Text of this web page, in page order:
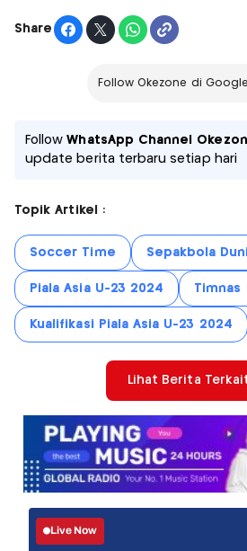
Share
Follow Okezone di
FollowWhatsApp Channel
update berita terbaru setiap hari
Topik Artikel :
Soccer Time Sepakbola
Piala Asia U-23 2024 Timnas
Kualifikasi Piala Asia U-23 2024
Lihat Berita
Live Now